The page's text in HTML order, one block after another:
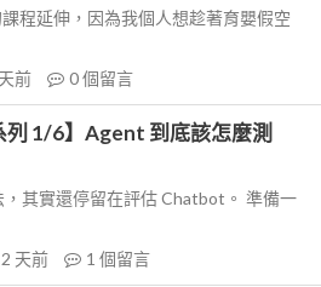
程延伸，因為我個人想趁著育嬰假空
前 0個留言
列 1/6】Agent 到底該怎麼測
其實還停留在評估 Chatbot。 準備一
2 天前 1 個留言